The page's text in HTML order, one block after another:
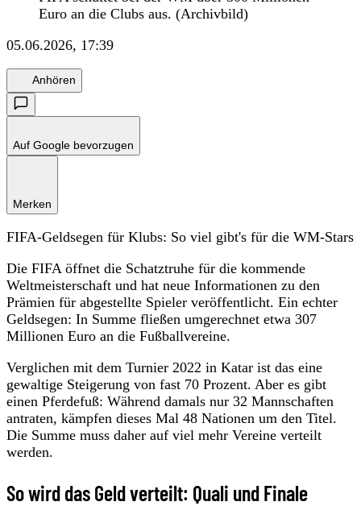
Euro an die Clubs aus. (Archivbild)
05.06.2026, 17:39
Anhören
Auf Google bevorzugen
Merken
FIFA-Geldsegen für Klubs: So viel gibt's für die WM-Stars
Die FIFA öffnet die Schatztruhe für die kommende
Weltmeisterschaft und hat neue Informationen zu den
Prämien für abgestellte Spieler veröffentlicht. Ein echter
Geldsegen: In Summe fließen umgerechnet etwa 307
Millionen Euro an die Fußballvereine.
Verglichen mit dem Turnier 2022 in Katar ist das eine
gewaltige Steigerung von fast 70 Prozent. Aber es gibt
einen Pferdefuß: Während damals nur 32 Mannschaften
antraten, kämpfen dieses Mal 48 Nationen um den Titel.
Die Summe muss daher auf viel mehr Vereine verteilt
werden.
So wird das Geld verteilt: Quali und Finale